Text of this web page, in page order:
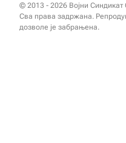
© 2013 - 2026 Војни Синдикат
Сва права задржана.
дозволе је забрањена.